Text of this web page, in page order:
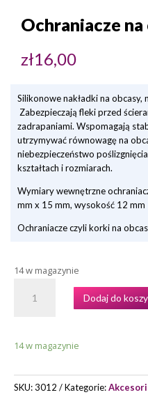
Ochraniacze
zł16,00
Silikonowe nakładki na
Zabezpieczają fleki przed
zadrapaniami. Wspomagają
utrzymywać równowagę na
niebezpieczeństwo
kształtach i rozmiarach.
Wymiary wewnętrzne
mm x 15 mm, wysokość 12 mm
Ochraniacze czyli korki na
14 w magazynie
OCHRANIACZE
HP
Dodaj do
14 w magazynie
SKU:3012 Kategorie: